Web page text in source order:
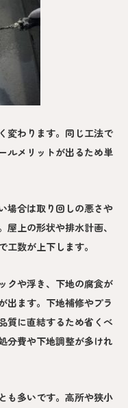
変わります。同じ工法で
ルメリットが出るため単
場合は取り回しの悪さや
上の形状や排水計画、
数が上下します。
クや浮き、下地の腐食が
出ます。下地補修やプラ
質に直結するため省くべ
分費や下地調整が多けれ
も多いです。高所や狭小